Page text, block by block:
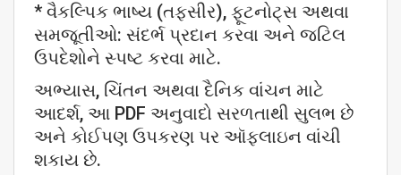
* વૈકલ્પિક ભાષ્ય (તફસીર), ફૂટનોટ્સ અથવા
સમજૂતીઓ: સંદર્ભ પ્રદાન કરવા અને જટિલ
ઉપદેશોને સ્પષ્ટ કરવા માટે.
અભ્યાસ, ચિંતન અથવા દૈનિક વાંચન માટે
આદર્શ, આ PDF અનુવાદો સરળતાથી સુલભ છે
અને કોઈપણ ઉપકરણ પર ઑફલાઇન વાંચી
શકાય છે.